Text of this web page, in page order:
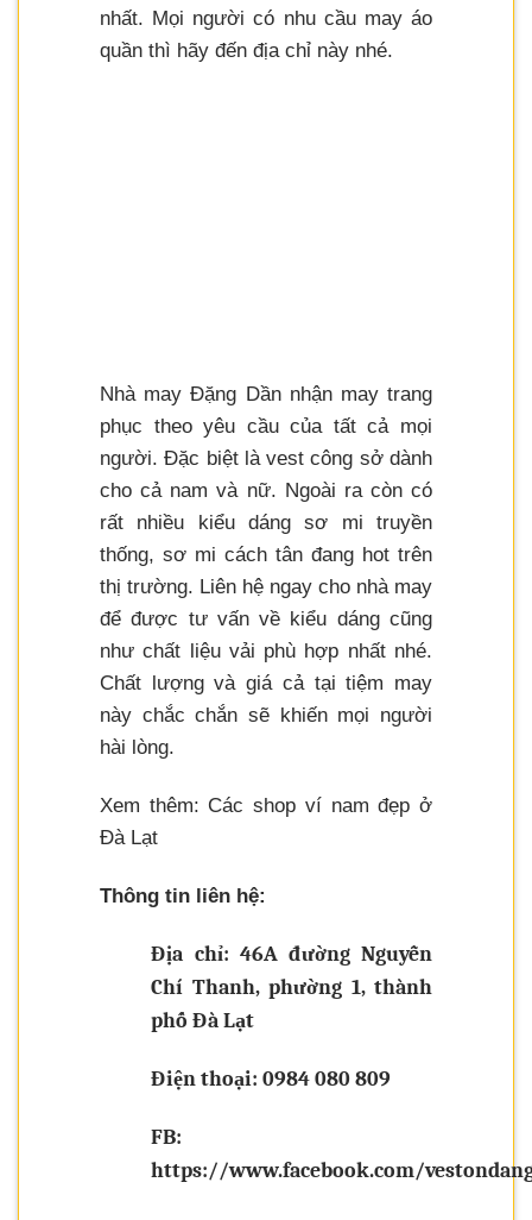
nhất. Mọi người có nhu cầu may áo
quần thì hãy đến địa chỉ này nhé.
Nhà may Đặng Dần nhận may trang
phục theo yêu cầu của tất cả mọi
người. Đặc biệt là vest công sở dành
cho cả nam và nữ. Ngoài ra còn có
rất nhiều kiểu dáng sơ mi truyền
thống, sơ mi cách tân đang hot trên
thị trường. Liên hệ ngay cho nhà may
để được tư vấn về kiểu dáng cũng
như chất liệu vải phù hợp nhất nhé.
Chất lượng và giá cả tại tiệm may
này chắc chắn sẽ khiến mọi người
hài lòng.
Xem thêm: Các shop ví nam đẹp ở
Đà Lạt
Thông tin liên hệ:
Địa chỉ: 46A đường Nguyễn
Chí Thanh, phường 1, thành
phố Đà Lạt
Điện thoại: 0984 080 809
FB:
https://www.facebook.com/